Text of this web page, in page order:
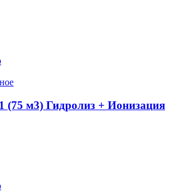
(75 м3) Гидролиз + Ионизация